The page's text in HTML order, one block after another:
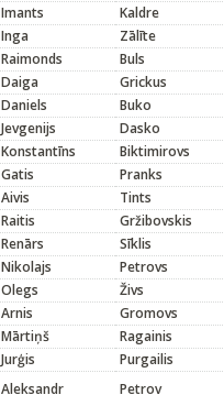
Imants Kaldre
Inga Zālīte
Raimonds Buls
Daiga Grickus
Daniels Buko
Jevgenijs Dasko
Konstantīns Biktimirovs
Gatis Pranks
Aivis Tints
Raitis Gržibovskis
Renārs Sīklis
Nikolajs Petrovs
Olegs Živs
Arnis Gromovs
Mārtiņš Ragainis
Jurģis Purgailis
Aleksandr Petrov